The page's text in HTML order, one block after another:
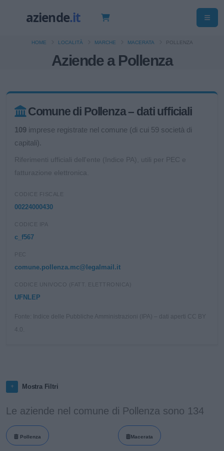
Aziende a Pollenza
HOME LOCALITÀ MARCHE MACERATA POLLENZA
Comune di Pollenza – dati ufficiali
109 imprese registrate nel comune (di cui 59 società di
capitali).
Riferimenti ufficiali dell'ente (Indice PA), utili per PEC e
fatturazione elettronica.
CODICE FISCALE
00224000430
CODICE IPA
c_f567
PEC
comune.pollenza.mc@legalmail.it
CODICE UNIVOCO (FATT. ELETTRONICA)
UFNLEP
Fonte: Indice delle Pubbliche Amministrazioni (IPA) – dati aperti CC BY
Mostra Filtri
Le aziende nel comune di Pollenza sono 134
Pollenza Macerata